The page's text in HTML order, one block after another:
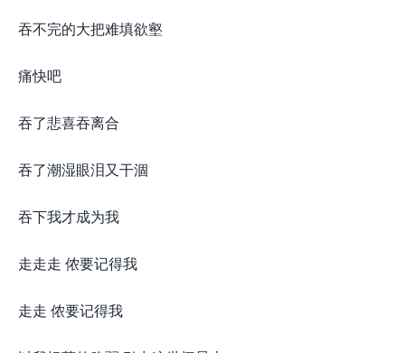
吞不完的大把难填欲壑
痛快吧
吞了悲喜吞离合
吞了潮湿眼泪又干涸
吞下我才成为我
走走走 侬要记得我
走走 侬要记得我